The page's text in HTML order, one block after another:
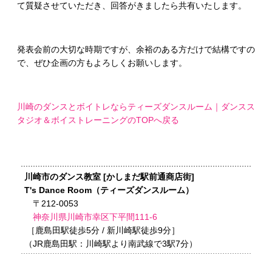
て質疑させていただき、回答がきましたら共有いたします。
発表会前の大切な時期ですが、余裕のある方だけで結構ですの
で、ぜひ企画の方もよろしくお願いします。
川崎のダンスとボイトレならティーズダンスルーム｜ダンスス
タジオ＆ボイストレーニングのTOPへ戻る
川崎市のダンス教室 [かしまだ駅前通商店街]
T's Dance Room（ティーズダンスルーム）
〒212-0053
神奈川県川崎市幸区下平間111-6
［鹿島田駅徒歩5分 / 新川崎駅徒歩9分］
（JR鹿島田駅：川崎駅より南武線で3駅7分）